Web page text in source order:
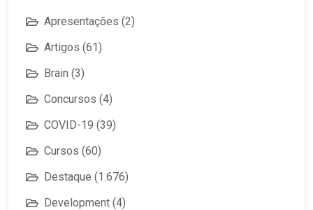
Apresentações (2)
Artigos (61)
Brain (3)
Concursos (4)
COVID-19 (39)
Cursos (60)
Destaque (1.676)
Development (4)